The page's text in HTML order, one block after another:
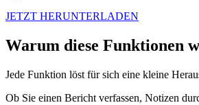
JETZT HERUNTERLADEN
Warum diese Funktionen
Jede Funktion löst für sich eine kleine
Ob Sie einen Bericht verfassen, Notizen